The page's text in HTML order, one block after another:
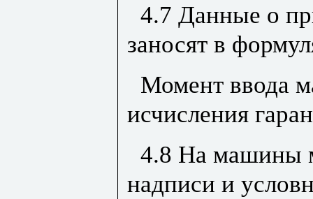
4.7 Данные о
заносят в
Момент ввода
исчисления
4.8 На машины
надписи и